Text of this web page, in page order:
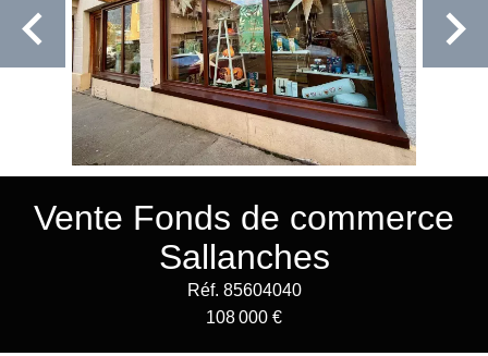
Vente Fonds de commerce
Sallanches
Réf. 85604040
108 000 €